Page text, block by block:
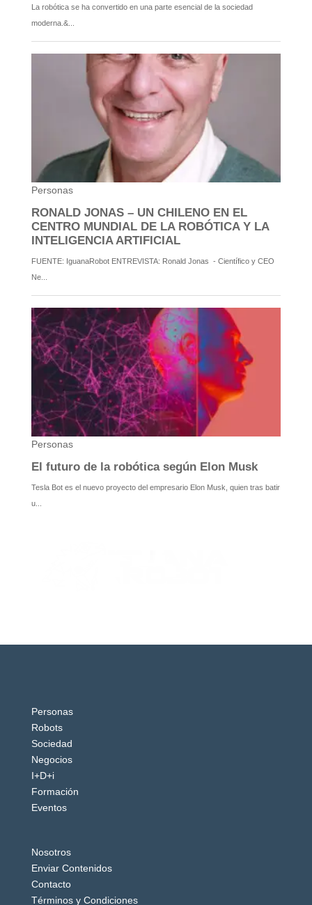
Personas
Robots
Sociedad
Negocios
I+D+i
Formación
Eventos
Nosotros
Enviar Contenidos
Contacto
Términos y Condiciones